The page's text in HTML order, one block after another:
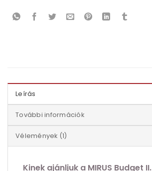
Leírás
További információk
Vélemények (1)
Kinek ajánljuk a MIRUS Budget II.